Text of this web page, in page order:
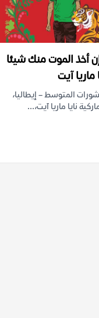
أخذ الموت منك شيئا
ماريا آيت
المتوسط – إيطاليا،
نايا ماريا آيت،...